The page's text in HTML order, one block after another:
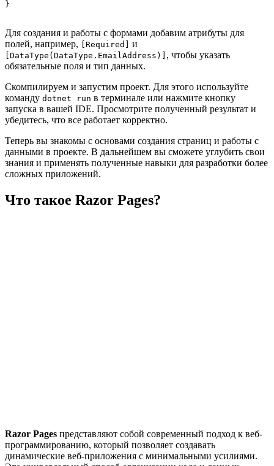
Для создания и работы с формами добавим атрибуты для
полей, например, [Required] и
[DataType(DataType.EmailAddress)] , чтобы указать
обязательные поля и тип данных.
Скомпилируем и запустим проект. Для этого используйте
команду dotnet run в терминале или нажмите кнопку
запуска в вашей IDE. Просмотрите полученный результат и
убедитесь, что все работает корректно.
Теперь вы знакомы с основами создания страниц и работы с
данными в проекте. В дальнейшем вы сможете углубить свои
знания и применять полученные навыки для разработки более
сложных приложений.
Что такое Razor Pages?
Razor Pages представляют собой современный подход к веб-
программированию, который позволяет создавать
динамические веб-приложения с минимальными усилиями.